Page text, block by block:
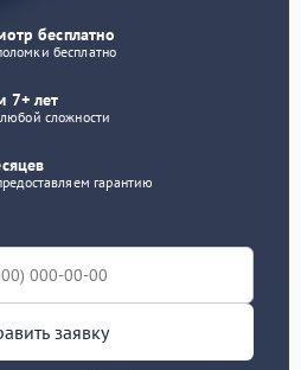
бесплатно
бесплатно
7+ лет
сложности
гарантию
заявку